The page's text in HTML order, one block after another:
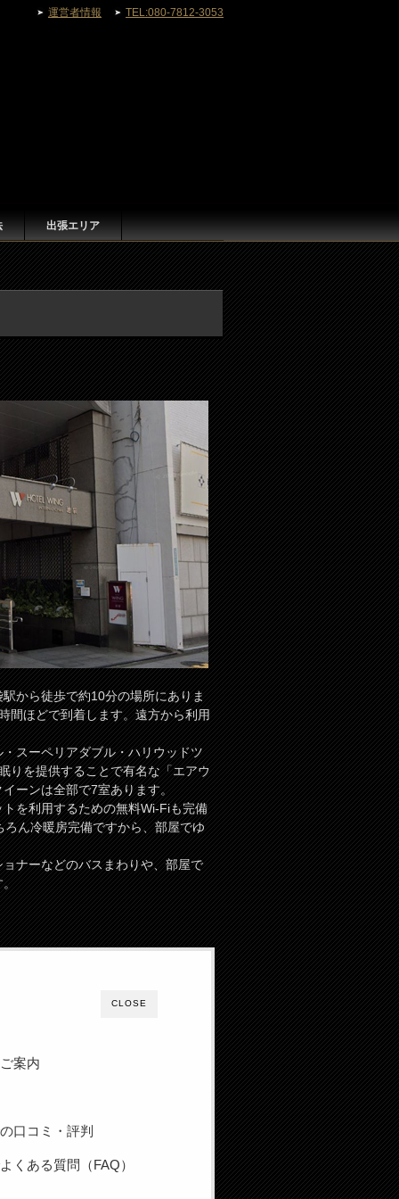
出張エリア
から徒歩で約10分の場所にありま
間ほどで到着します。遠方から利用
スーペリアダブル・ハリウッドツ
りを提供することで有名な「エアウ
ーンは全部で7室あります。
を利用するための無料Wi-Fiも完備
ん冷暖房完備ですから、部屋でゆ
ナーなどのバスまわりや、部屋で
。
CLOSE
案内
口コミ・評判
くある質問（FAQ）
運営者情報 TEL:080-7812-3053